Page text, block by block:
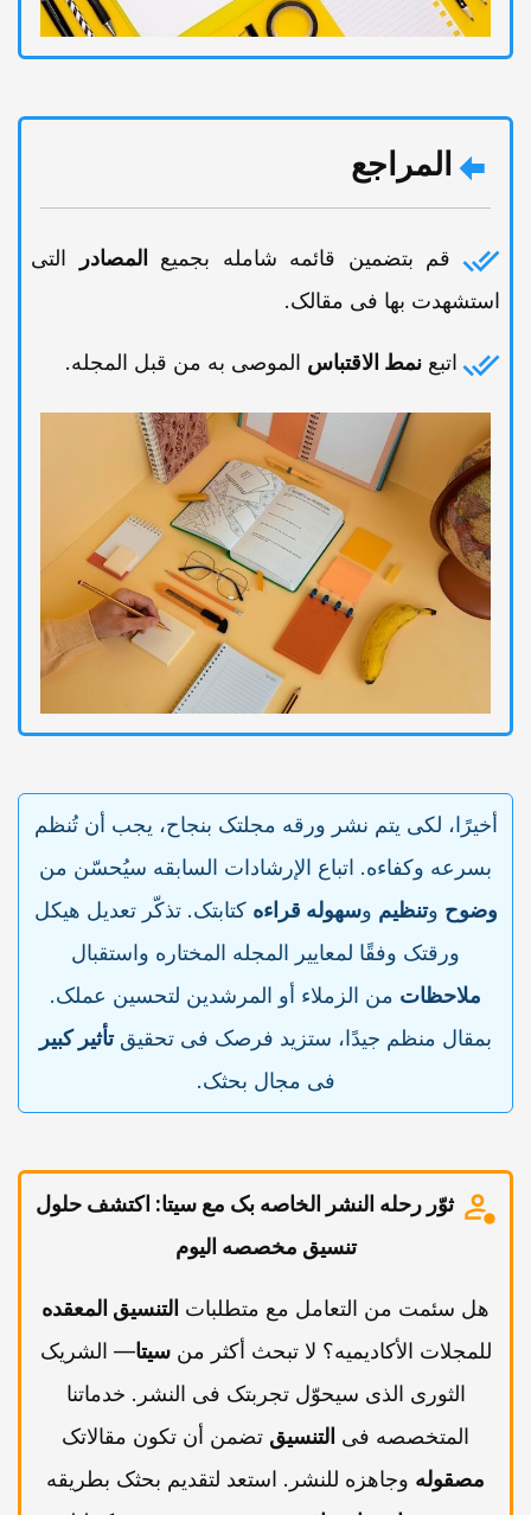
المراجع
قم بتضمین قائمه شامله بجمیع المصادر
التی
استشهدت بها فی مقالک.
اتبع نمط الاقتباس الموصى به من قبل المجله.
أخیرًا، لکی یتم نشر ورقه مجلتک بنجاح، یجب أن تُنظم
بسرعه وکفاءه. اتباع الإرشادات السابقه سیُحسّن من
وضوح وتنظیم وسهوله قراءه کتابتک. تذکّر تعدیل هیکل
ورقتک وفقًا لمعاییر المجله المختاره واستقبال
ملاحظات من الزملاء أو المرشدین لتحسین عملک.
بمقال منظم جیدًا، ستزید فرصک فی تحقیقتأثیر کبیر
فی مجال بحثک.
ثوّر رحله النشر الخاصه بک مع سیتا: اکتشف حلول
تنسیق مخصصه الیوم
هل سئمت من التعامل مع متطلبات التنسیق المعقده
للمجلات الأکادیمیه؟ لا تبحث أکثر منسیتا— الشریک
الثوری الذی سیحوّل تجربتک فی النشر. خدماتنا
المتخصصه فی التنسیق تضمن أن تکون مقالاتک
مصقوله وجاهزه للنشر. استعد لتقدیم بحثک بطریقه